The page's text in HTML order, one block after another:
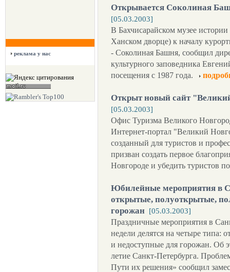
реклама у нас
Открывается Соколиная
[05.03.2003]
В Бахчисарайском музее
Ханском дворце) к началу
- Соколиная Башня, сообщил
культурного заповедника
посещения с 1987 года.
Открыт новый сайт
[05.03.2003]
Офис Туризма Великого
Интернет-портал "Великий
созданный для туристов и
призван создать первое
Новгороде и убедить туристов
Юбилейные мероприятия в
открытые, полуоткрытые,
горожан [05.03.2003]
Праздничные мероприятия в
недели делятся на четыре типа:
и недоступные для горожан. Об
летие Санкт-Петербурга.
Пути их решения» сообщил